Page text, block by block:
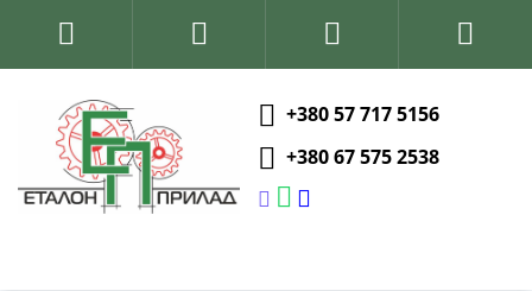
+380 57 717 5156
+380 67 575 2538